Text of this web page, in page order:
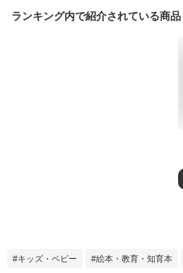
ランキング内で紹介されている商品
キッズ・ベビー 絵本・教育・知育本